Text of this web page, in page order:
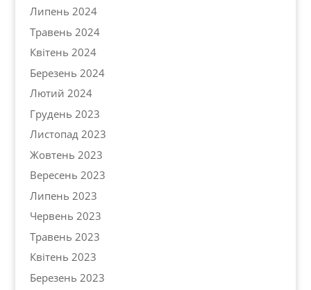
Липень 2024
Травень 2024
Квітень 2024
Березень 2024
Лютий 2024
Грудень 2023
Листопад 2023
Жовтень 2023
Вересень 2023
Липень 2023
Червень 2023
Травень 2023
Квітень 2023
Березень 2023